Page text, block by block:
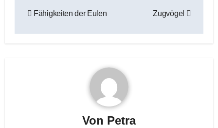
Fähigkeiten der Eulen Zugvögel
Von Petra